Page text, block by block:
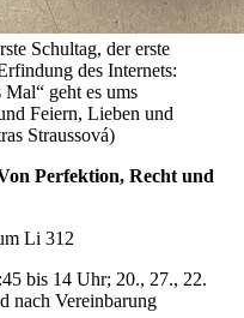
Schultag, der erste
des Internets:
geht es ums
Feiern, Lieben und
Straussová)
Perfektion, Recht und
Li 312
bis 14 Uhr; 20., 27., 22.
nach Vereinbarung